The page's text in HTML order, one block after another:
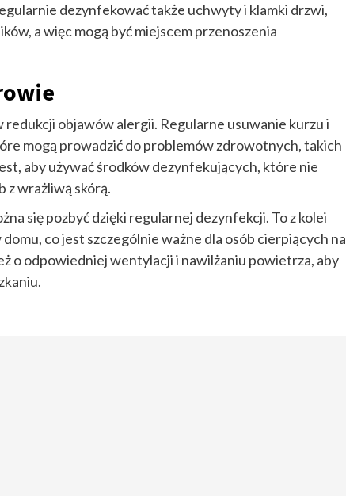
dezynfekować także uchwyty i klamki drzwi,
a więc mogą być miejscem przenoszenia
objawów alergii. Regularne usuwanie kurzu i
mogą prowadzić do problemów zdrowotnych, takich
aby używać środków dezynfekujących, które nie
z wrażliwą skórą.
się pozbyć dzięki regularnej dezynfekcji. To z kolei
co jest szczególnie ważne dla osób cierpiących na
o odpowiedniej wentylacji i nawilżaniu powietrza, aby